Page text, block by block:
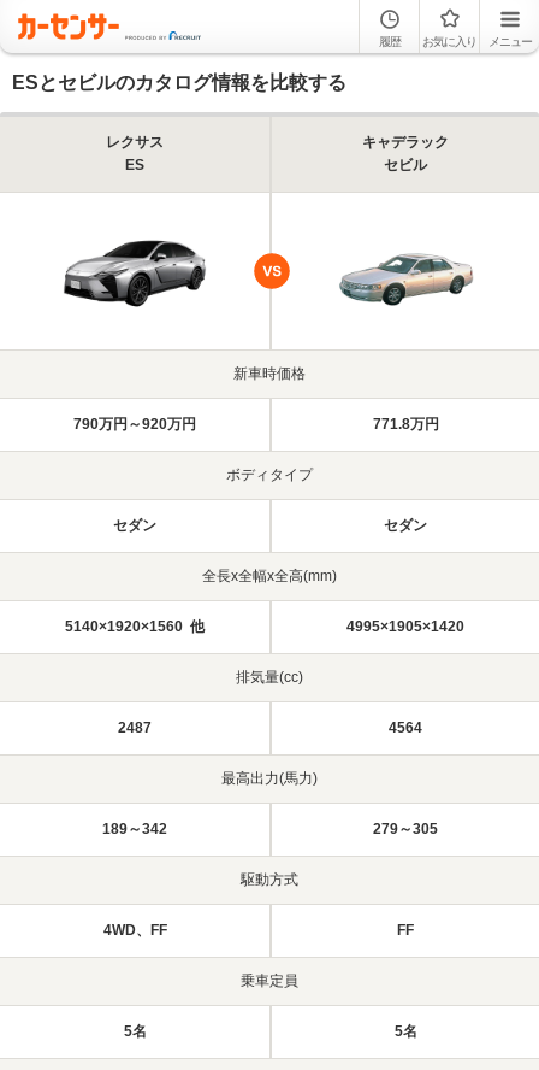
履歴 お気に入り メニュー
ESとセビルのカタログ情報を比較する
レクサス
ES
キャデラック
セビル
新車時価格
790万円～920万円 771.8万円
ボディタイプ
セダン セダン
全長x全幅x全高(mm)
5140×1920×1560 他 4995×1905×1420
排気量(cc)
2487 4564
最高出力(馬力)
189～342 279～305
駆動方式
4WD、FF FF
乗車定員
5名 5名